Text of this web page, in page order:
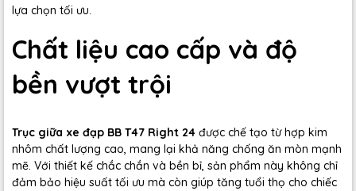
lựa chọn tối ưu.
Chất liệu cao cấp và độ
bền vượt trội
Trục giữa xe đạp BB T47 Right 24 được chế tạo từ hợp kim
nhôm chất lượng cao, mang lại khả năng chống ăn mòn mạnh
mẽ. Với thiết kế chắc chắn và bền bỉ, sản phẩm này không chỉ
đảm bảo hiệu suất tối ưu mà còn giúp tăng tuổi thọ cho chiếc